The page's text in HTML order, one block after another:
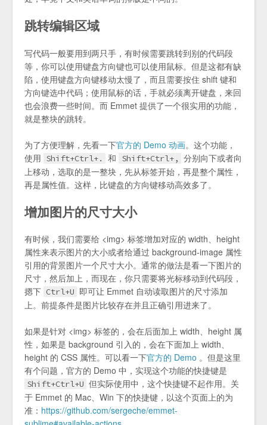
跳转编辑区域
写代码一般要用到两只手，有时候需要跳转到别的代码段
等，你可以使用键盘方向键也可以使用鼠标。但是这都有缺
陷，使用键盘方向键移动太慢了，而且需要按住 shift 键和
方向键选中代码；使用鼠标的话，手就必须离开键盘，来回
也会浪费一些时间。而 Emmet 提供了一个很实用的功能，
就是整块的跳转。
为了方便理解，先看一下官方的 Demo 动画。这个功能，
使用 Shift+Ctrl+. 和 Shift+Ctrl+, 分别向下或者向
上移动，选取的是一整块，先从标签开始，再是整个属性，
再是属性值。这样，比键盘的方向键移动高效多了。
增加图片的尺寸大小
有时候，我们需要给 <img> 标签增加对应的 width、height
属性来表示图片的大小或者给通过 background-image 属性
引用的背景图片一个尺寸大小。通常的做法是看一下图片的
尺寸，然后加上，而现在，你只需要将光标移动到代码段，
摁下 Ctrl+U 即可让 Emmet 自动读取图片的尺寸添加
上。前提条件是图片比较存在并且正确引用进来了。
如果是针对 <img> 标签的，会在后面加上 width、height 属
性，如果是 background 引入的，会在下面加上 width、
height 的 CSS 属性。可以看一下官方的 Demo 。但是这里
有个问题，官方的 Demo 中，实现这个功能的快捷键是
Shift+Ctrl+U 但实际使用中，这个快捷键不起作用。关
于 Emmet 的 Mac、Win 下的快捷键，以这个页面上的为
准： https://github.com/sergeche/emmet-